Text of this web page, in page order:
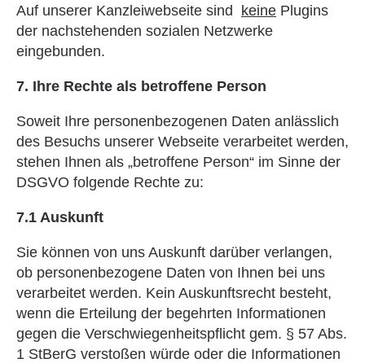
Auf unserer Kanzleiwebseite sind keine Plugins
der nachstehenden sozialen Netzwerke
eingebunden.
7. Ihre Rechte als betroffene Person
Soweit Ihre personenbezogenen Daten anlässlich
des Besuchs unserer Webseite verarbeitet werden,
stehen Ihnen als „betroffene Person“ im Sinne der
DSGVO folgende Rechte zu:
7.1 Auskunft
Sie können von uns Auskunft darüber verlangen,
ob personenbezogene Daten von Ihnen bei uns
verarbeitet werden. Kein Auskunftsrecht besteht,
wenn die Erteilung der begehrten Informationen
gegen die Verschwiegenheitspflicht gem. § 57 Abs.
1 StBerG verstoßen würde oder die Informationen